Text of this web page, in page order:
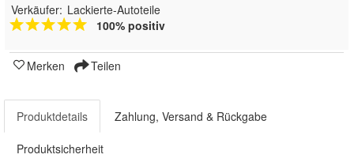
Verkäufer: Lackierte-Autoteile
100% positiv
Merken Teilen
Produktdetails Zahlung, Versand & Rückgabe
Produktsicherheit